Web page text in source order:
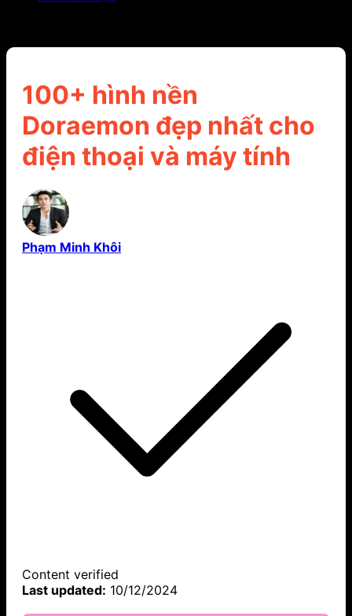
100+ hình nền
Doraemon đẹp nhất cho
điện thoại và máy tính
Phạm Minh Khôi
Content verified
Last updated: 10/12/2024